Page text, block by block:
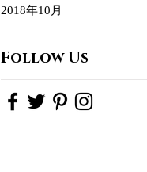
2018年10月
Follow Us